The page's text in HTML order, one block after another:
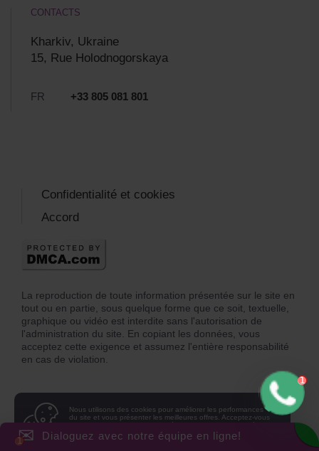
CONTACTS
Kharkiv, Ukraine
15, Rue Holodnogorskaya
FR +33 805 081 801
La reproduction de toute information présentée sur le site en
tout ou en partie, sous quelque forme que ce soit, textuelle,
graphique ou vidéo est interdite sans l'autorisation de
l'administration du site. En copiant les données, vous
acceptez cette exigence et assumez l'entière responsabilité
en cas de violation.
Confidentialité et cookies
Accord
Nous utilisons des cookies pour améliorer les performances
du site et vous présenter les meilleures offres. Acceptez-vous
politique de confidentialité, notre politique en matière
de cookies et acceptez-vous les cookies sur votre appareil?
✉ Dialoguez avec notre équipe en ligne!